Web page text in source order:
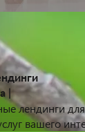
лендинги
вашего